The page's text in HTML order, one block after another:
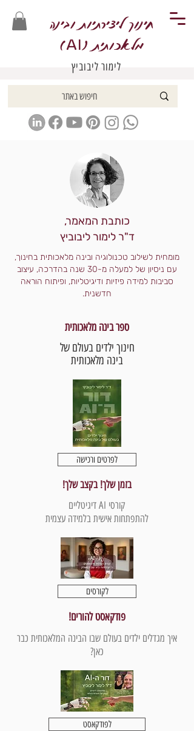
חינוך ליצירתיות ובינה
מלאכותית (AI
)
לימור ליבוביץ
כותבת המאמר,
ד"ר לימור ליבוביץ
מומחית לשילוב טכנולוגיה ובינה מלאכותית בחינוך,
עם ניסיון של למעלה מ-30 שנה בהדרכה, עיצוב
סביבות למידה פיזיות ודיגיטליות, ופיתוח הוראה
חדשנית.
ספר בינה מלאכותית
חינוך ילדים בעולם של
בינה מלאכותית
לפרטים ורכישה
בזמן שלך! בקצב שלך!
קורסי AI דיגיטליים
להתפתחות אישית בלמידה עצמית
לקורסים
פודקאסט להורים!
איך מגדלים ילדים בעולם שבו הבינה המלאכותית כבר
כאן?
לפודקאסט